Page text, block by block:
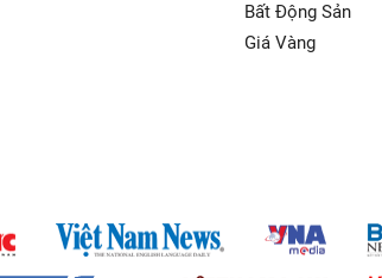
Bất Động Sản
Giá Vàng